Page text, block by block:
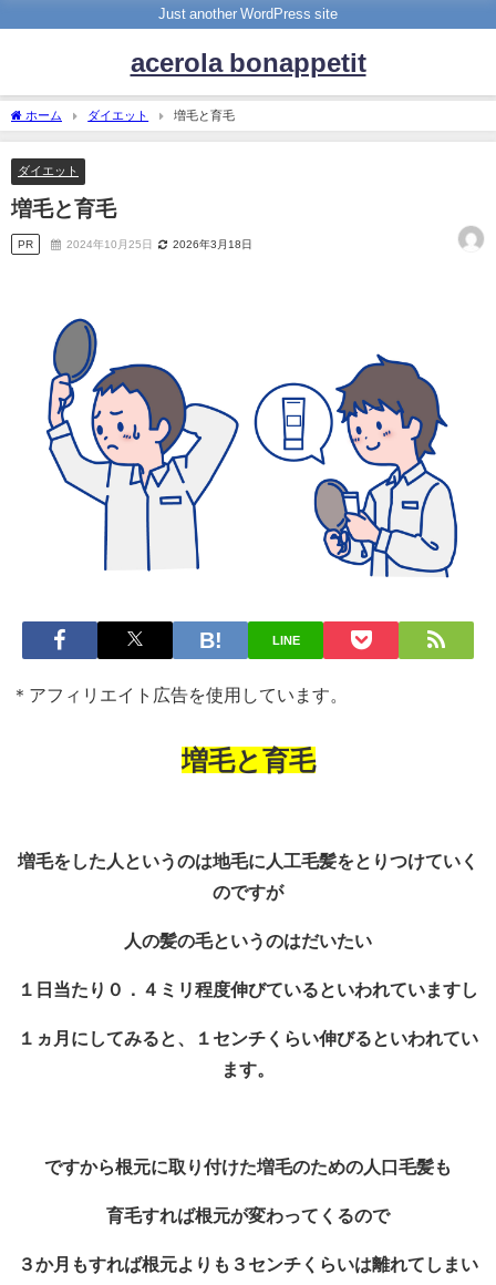
Just another WordPress site
acerola bonappetit
ホーム ダイエット 増毛と育毛
ダイエット
増毛と育毛
PR 2024年10月25日 2026年3月18日
LINE
＊アフィリエイト広告を使用しています。
増毛と育毛
増毛をした人というのは地毛に人工毛髪をとりつけていく
のですが
人の髪の毛というのはだいたい
１日当たり０．４ミリ程度伸びているといわれていますし
１ヵ月にしてみると、１センチくらい伸びるといわれてい
ます。
ですから根元に取り付けた増毛のための人口毛髪も
育毛すれば根元が変わってくるので
３か月もすれば根元よりも３センチくらいは離れてしまい